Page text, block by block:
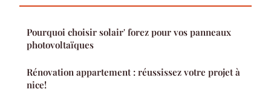
Pourquoi choisir solair' forez pour vos panneaux
photovoltaïques
Rénovation appartement : réussissez votre projet à
nice!